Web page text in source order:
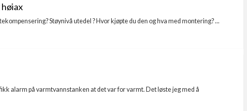
Støynivå utedel ? Hvor kjøpte du den og hva med montering? ...
alarm på varmtvannstanken at det var for varmt. Det løste jeg med å